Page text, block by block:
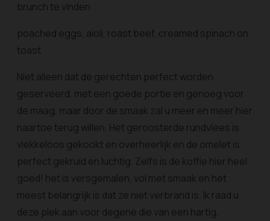
poached eggs, aioli, roast beef, creamed spinach on
toast
Niet alleen dat de gerechten perfect worden
geserveerd, met een goede portie en genoeg voor
de maag, maar door de smaak zal u meer en meer hier
naartoe terug willen. Het geroosterde rundvlees is
vlekkeloos gekookt en overheerlijk en de omelet is
perfect gekruid en luchtig. Zelfs is de koffie hier heel
goed! het is versgemalen, vol met smaak en het
meest belangrijk is dat ze niet verbrand is. Ik raad u
deze plek aan voor degene die van een hartig,